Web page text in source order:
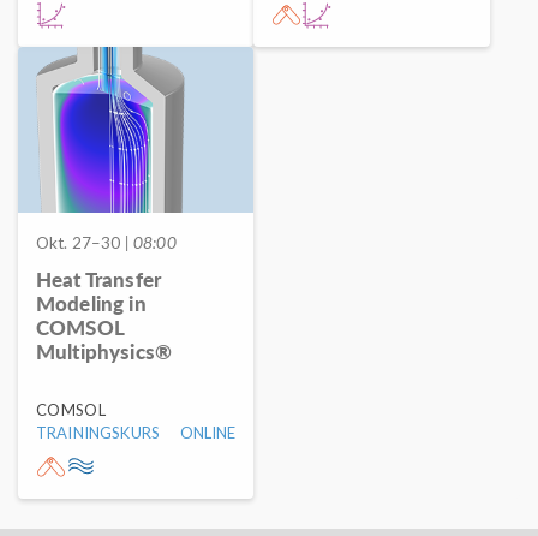
Okt. 27–30 | 08:00
Heat Transfer
Modeling in
COMSOL
Multiphysics®
COMSOL
TRAININGSKURS
ONLINE